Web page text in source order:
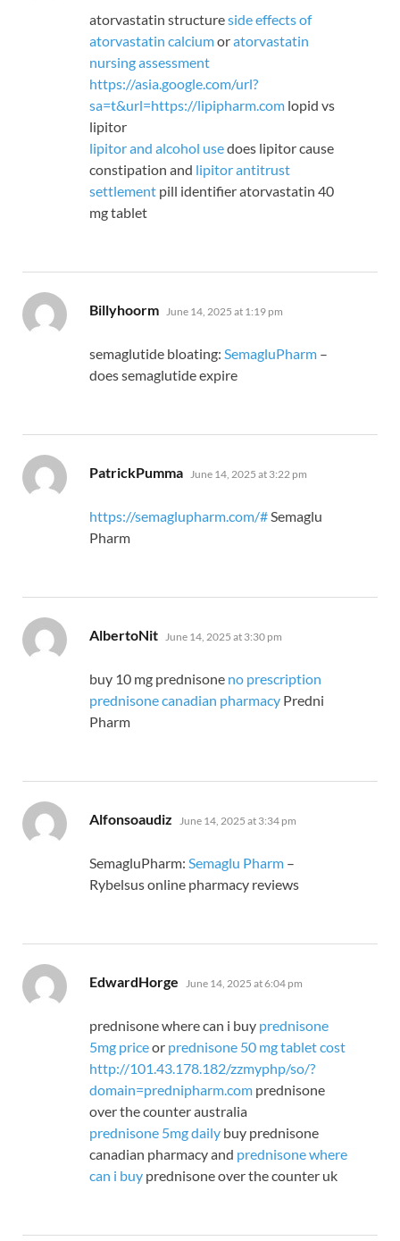
atorvastatin structureside effects of
atorvastatin calciumoratorvastatin
nursing assessment
https://asia.google.com/url?
sa=t&url=https://lipipharm.com lopid vs
lipitor
lipitor and alcohol usedoes lipitor cause
constipation and lipitor antitrust
settlement pill identifier atorvastatin 40
mg tablet
Billyhoorm says:
June 14, 2025 at 1:19 pm
semaglutide bloating: SemagluPharm –
does semaglutide expire
PatrickPumma says:
June 14, 2025 at 3:22 pm
https://semaglupharm.com/#Semaglu
Pharm
AlbertoNit says:
June 14, 2025 at 3:30 pm
buy 10 mg prednisone no prescription
prednisone canadian pharmacy Predni
Pharm
Alfonsoaudiz says:
June 14, 2025 at 3:34 pm
SemagluPharm: Semaglu Pharm –
Rybelsus online pharmacy reviews
EdwardHorge says:
June 14, 2025 at 6:04 pm
prednisone where can i buy prednisone
5mg priceor prednisone 50 mg tablet cost
http://101.43.178.182/zzmyphp/so/?
domain=prednipharm.com prednisone
over the counter australia
prednisone 5mg daily buy prednisone
canadian pharmacy and prednisone where
can i buy prednisone over the counter uk